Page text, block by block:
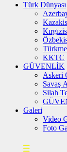
Türk Dünyası
KKTC
GÜVENLİK
Askeri
Savaş
Silah
Galeri
Video
Foto